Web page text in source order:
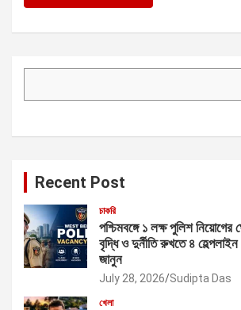
Recent Post
চাকরি
পশ্চিমবঙ্গে ১ লক্ষ পুলিশ নিয়োগের
বৃদ্ধি ও দুর্নীতি রুখতে ৪
জানুন
July 28, 2026 Sudipta Das
খেলা